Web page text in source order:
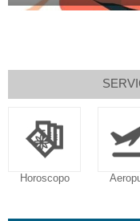
Horoscopo